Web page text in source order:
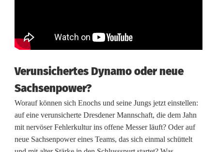
n
Verunsichertes Dynamo oder neue
Sachsenpower?
Worauf können sich Enochs und seine Jungs jetzt einstellen:
auf eine verunsicherte Dresdener Mannschaft, die dem Jahn
mit nervöser Fehlerkultur ins offene Messer läuft? Oder auf
neue Sachsenpower eines Teams, das sich einmal schüttelt